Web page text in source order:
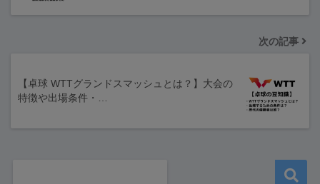
次の記事
【卓球 WTTグランドスマッシュとは？】大会の
特徴や出場条件・…